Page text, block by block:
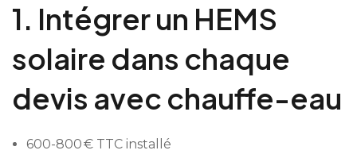
1. Intégrer un HEMS
solaire dans chaque
devis avec chauffe-eau
600-800 € TTC installé